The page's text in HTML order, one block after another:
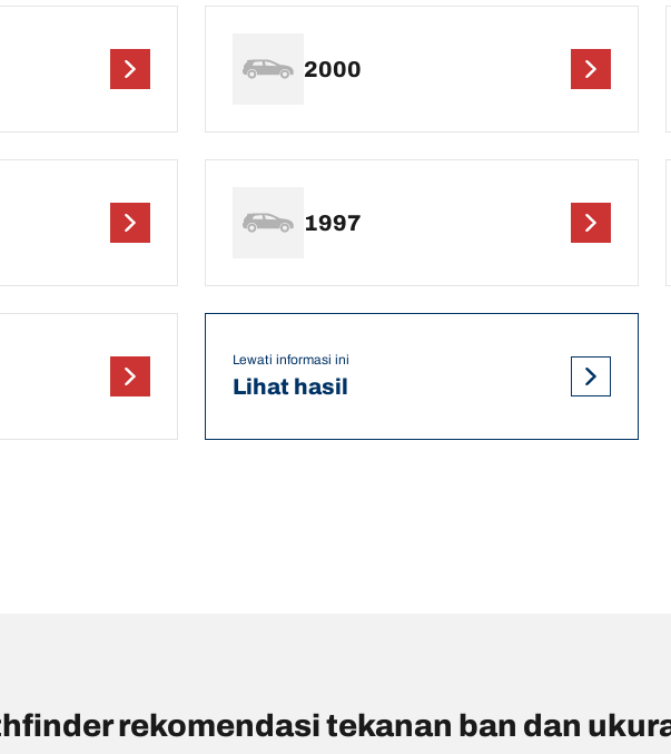
2000
1997
Lewati informasi ini
Lihat hasil
rekomendasi tekanan ban dan